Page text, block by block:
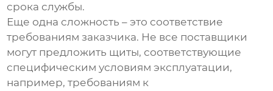
срока службы.
Еще одна сложность – это соответствие
требованиям заказчика. Не все поставщики
могут предложить щиты, соответствующие
специфическим условиям эксплуатации,
например, требованиям к